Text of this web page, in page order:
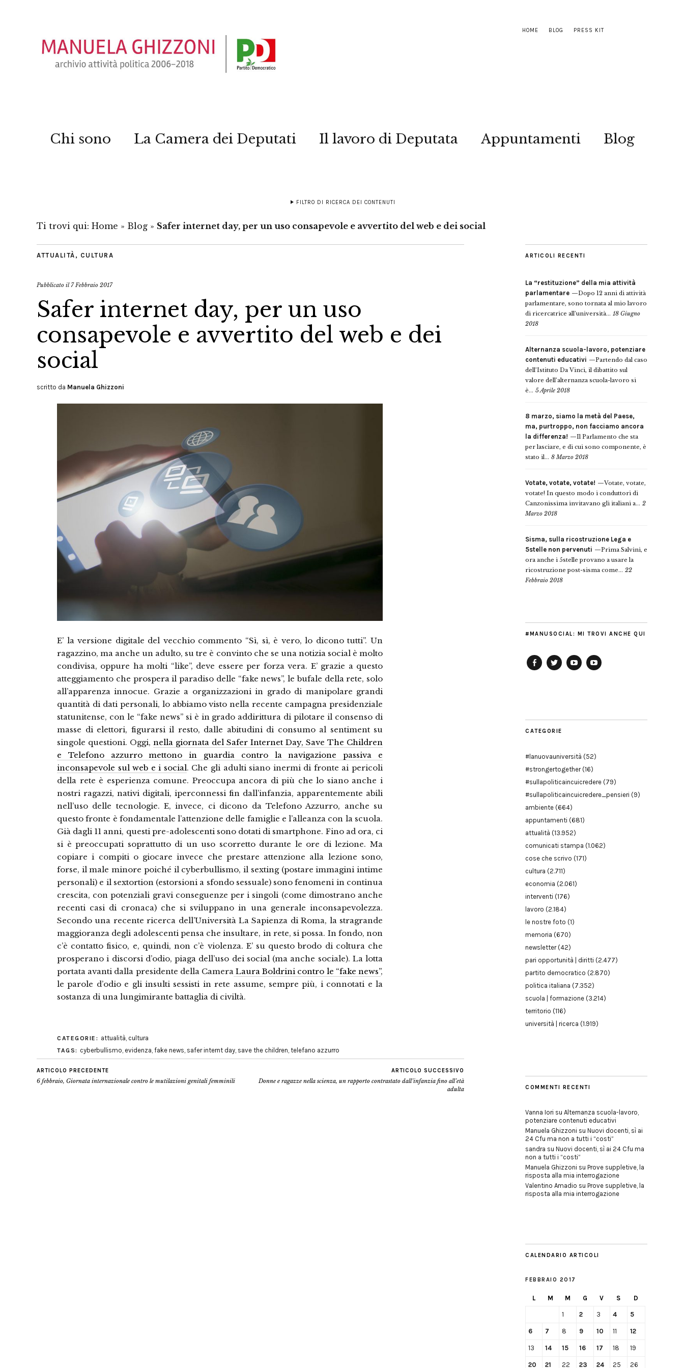
HOME BLOG PRESS KIT
Chi sono La Camera dei Deputati Il lavoro di Deputata Appuntamenti Blog
FILTRO DI RICERCA DEI CONTENUTI
Ti trovi qui: Home » Blog » Safer internet day, per un uso consapevole e avvertito del web e dei social
ATTUALITÀ , CULTURA
Pubblicato il7 Febbraio 2017
Safer internet day, per un uso
consapevole e avvertito del web e dei
social
scritto da Manuela Ghizzoni
E’ la versione digitale del vecchio commento “Sì, sì, è vero, lo dicono tutti”. Un
ragazzino, ma anche un adulto, su tre è convinto che se una notizia social è molto
condivisa, oppure ha molti “like”, deve essere per forza vera. E’ grazie a questo
atteggiamento che prospera il paradiso delle “fake news”, le bufale della rete, solo
all’apparenza innocue. Grazie a organizzazioni in grado di manipolare grandi
quantità di dati personali, lo abbiamo visto nella recente campagna presidenziale
statunitense, con le “fake news” si è in grado addirittura di pilotare il consenso di
masse di elettori, figurarsi il resto, dalle abitudini di consumo al sentiment su
singole questioni. Oggi, nella giornata del Safer Internet Day, Save The Children
e Telefono azzurro mettono in guardia contro la navigazione passiva e
inconsapevole sul web e i social. Che gli adulti siano inermi di fronte ai pericoli
della rete è esperienza comune. Preoccupa ancora di più che lo siano anche i
nostri ragazzi, nativi digitali, iperconnessi fin dall’infanzia, apparentemente abili
nell’uso delle tecnologie. E, invece, ci dicono da Telefono Azzurro, anche su
questo fronte è fondamentale l’attenzione delle famiglie e l’alleanza con la scuola.
Già dagli 11 anni, questi pre-adolescenti sono dotati di smartphone. Fino ad ora, ci
si è preoccupati soprattutto di un uso scorretto durante le ore di lezione. Ma
copiare i compiti o giocare invece che prestare attenzione alla lezione sono,
forse, il male minore poiché il cyberbullismo, il sexting (postare immagini intime
personali) e il sextortion (estorsioni a sfondo sessuale) sono fenomeni in continua
crescita, con potenziali gravi conseguenze per i singoli (come dimostrano anche
recenti casi di cronaca) che si sviluppano in una generale inconsapevolezza.
Secondo una recente ricerca dell’Università La Sapienza di Roma, la stragrande
maggioranza degli adolescenti pensa che insultare, in rete, si possa. In fondo, non
c’è contatto fisico, e, quindi, non c’è violenza. E’ su questo brodo di coltura che
prosperano i discorsi d’odio, piaga dell’uso dei social (ma anche sociale). La lotta
portata avanti dalla presidente della Camera Laura Boldrini contro le “fake news”,
le parole d’odio e gli insulti sessisti in rete assume, sempre più, i connotati e la
sostanza di una lungimirante battaglia di civiltà.
CATEGORIE: attualità cultura
TAGS: cyberbullismo evidenza fake news safer internt day save the children telefano azzurro
ARTICOLO PRECEDENTE
6 febbraio, Giornata internazionale contro le mutilazioni genitali femminili
ARTICOLO SUCCESSIVO
Donne e ragazze nella scienza, un rapporto contrastato dall’infanzia fino all’età
adulta
ARTICOLI RECENTI
La “restituzione” della mia attività
parlamentare
Dopo 12 anni di attività
parlamentare, sono tornata al mio lavoro
di ricercatrice all’università... 18 Giugno
2018
Alternanza scuola-lavoro, potenziare
contenuti educativi
Partendo dal caso
dell’Istituto Da Vinci, il dibattito sul
valore dell’alternanza scuola-lavoro si
è... 5 Aprile 2018
8 marzo, siamo la metà del Paese,
ma, purtroppo, non facciamo ancora
la differenza!
Il Parlamento che sta
per lasciare, e di cui sono componente, è
stato il... 8 Marzo 2018
Votate, votate, votate!
Votate, votate,
votate! In questo modo i conduttori di
Canzonissima invitavano gli italiani a... 2
Marzo 2018
Sisma, sulla ricostruzione Lega e
5stelle non pervenuti
Prima Salvini, e
ora anche i 5stelle provano a usare la
ricostruzione post-sisma come... 22
Febbraio 2018
#MANUSOCIAL: MI TROVI ANCHE QUI
CATEGORIE
#lanuovauniversità (52)
#strongertogether(16)
#sullapoliticaincuicredere (79)
#sullapoliticaincuicredere_pensieri (9)
ambiente (664)
appuntamenti (681)
attualità (13.952)
comunicati stampa (1.062)
cose che scrivo (171)
cultura (2.711)
economia (2.061)
interventi (176)
lavoro (2.184)
le nostre foto (1)
memoria (670)
newsletter(42)
pari opportunità | diritti (2.477)
partito democratico (2.870)
politica italiana (7.352)
scuola | formazione (3.214)
territorio (116)
università | ricerca (1.919)
COMMENTI RECENTI
Vanna Iori su Alternanza scuola-lavoro,
potenziare contenuti educativi
Manuela Ghizzoni su Nuovi docenti, sì ai
24 Cfu ma non a tutti i “costi”
sandra su Nuovi docenti, sì ai 24 Cfu ma
non a tutti i “costi”
Manuela Ghizzoni su Prove suppletive, la
risposta alla mia interrogazione
Valentino Amadio su Prove suppletive, la
risposta alla mia interrogazione
CALENDARIO ARTICOLI
FEBBRAIO 2017
L M M G V S D
1 2 3 4 5
6 7 8 9 10 11 12
13 14 15 16 17 18 19
20 21 22 23 24 25 26